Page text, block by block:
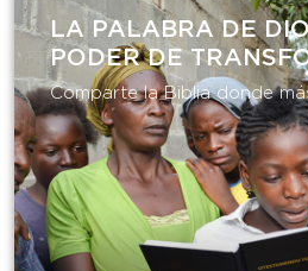
LA PALABRA DE
PODER DE
Comparte la Biblia donde